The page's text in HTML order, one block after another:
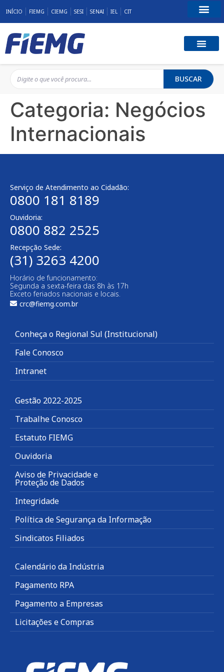
INÍCIO FIEMG CIEMG SESI SENAI IEL CIT
BUSCAR
Categoria: Negócios
Internacionais
Serviço de Atendimento ao Cidadão:
0800 181 8189
Ouvidoria:
0800 882 2525
Recepção Sede:
(31) 3263 4200
Horário de funcionamento:
Segunda a sexta-feira das 8h às 17h
Exceto feriados nacionais e locais.
crc@fiemg.com.br
Conheça o Regional Sul (Institucional)
Fale Conosco
Intranet
Gestão 2022-2025
Trabalhe Conosco
Estatuto FIEMG
Ouvidoria
Aviso de Privacidade e
Proteção de Dados
Integridade
Política de Segurança da Informação
Sindicatos Filiados
Calendário da Indústria
Pagamento RPA
Pagamento a Empresas
Licitações e Compras